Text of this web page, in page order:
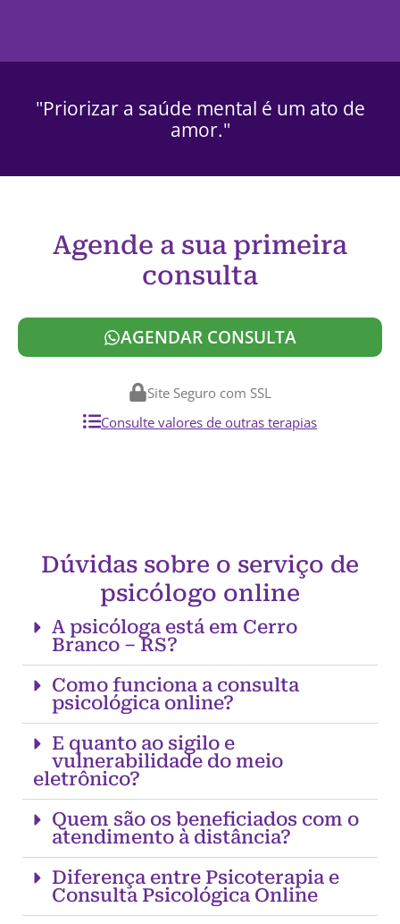
"Priorizar a saúde mental é um ato de
amor."
Agende a sua primeira
consulta
AGENDAR CONSULTA
Site Seguro com SSL
Consulte valores de outras terapias
Dúvidas sobre o serviço de
psicólogo online
A psicóloga está em Cerro
Branco – RS?
Como funciona a consulta
psicológica online?
E quanto ao sigilo e
vulnerabilidade do meio
eletrônico?
Quem são os beneficiados com o
atendimento à distância?
Diferença entre Psicoterapia e
Consulta Psicológica Online